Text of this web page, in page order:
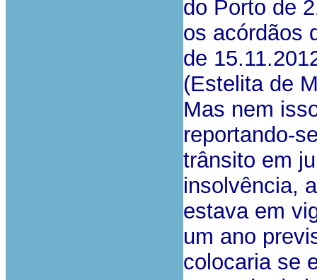
do Porto de
os acórdãos
de
(Estelita de
Mas nem
reportando-
trânsito em
insolvência,
estava em
um ano
colocaria se